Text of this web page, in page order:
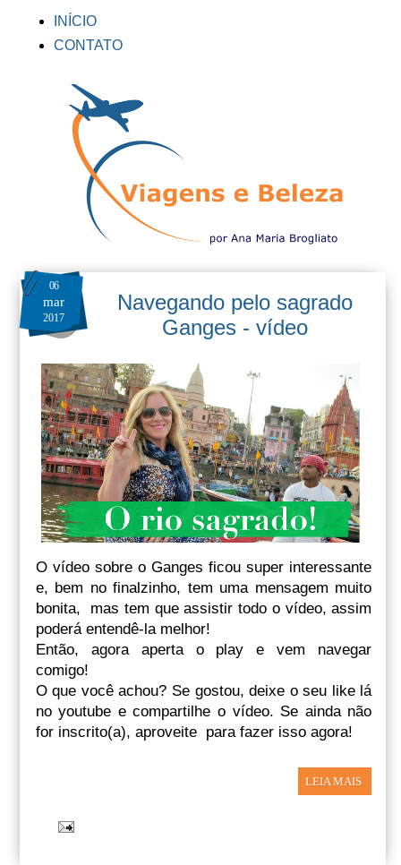
INÍCIO
CONTATO
06
mar
2017
Navegando pelo sagrado
Ganges - vídeo
O vídeo sobre o Ganges ficou super interessante
e, bem no finalzinho, tem uma mensagem muito
bonita, mas tem que assistir todo o vídeo, assim
poderá entendê-la melhor!
Então, agora aperta o play e vem navegar
comigo!
O que você achou? Se gostou, deixe o seu like lá
no youtube e compartilhe o vídeo. Se ainda não
for inscrito(a), aproveite para fazer isso agora!
LEIA MAIS